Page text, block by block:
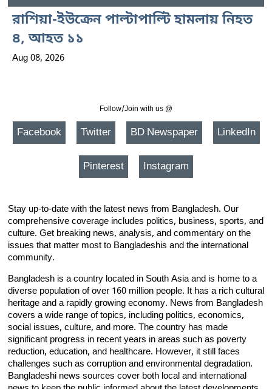
রাশিয়া-ইউক্রেন পাল্টাপাল্টি হামলায় নিহত
৪, আহত ১১
Aug 08, 2026
Follow/Join with us @
Facebook Twitter BD Newspaper LinkedIn
Pinterest Instagram
Stay up-to-date with the latest news from Bangladesh. Our
comprehensive coverage includes politics, business, sports, and
culture. Get breaking news, analysis, and commentary on the
issues that matter most to Bangladeshis and the international
community.
Bangladesh is a country located in South Asia and is home to a
diverse population of over 160 million people. It has a rich cultural
heritage and a rapidly growing economy. News from Bangladesh
covers a wide range of topics, including politics, economics,
social issues, culture, and more. The country has made
significant progress in recent years in areas such as poverty
reduction, education, and healthcare. However, it still faces
challenges such as corruption and environmental degradation.
Bangladeshi news sources cover both local and international